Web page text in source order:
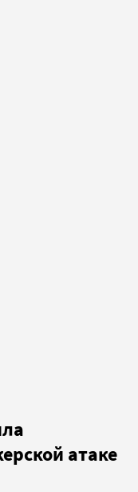
атаке